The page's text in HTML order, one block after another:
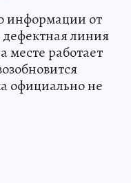
информации от
линия
месте работает
официально не